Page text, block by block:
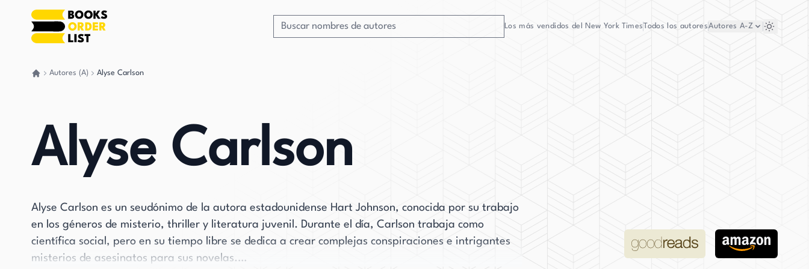
Los más vendidos del New York TimesTodos los autoresAutores A-Z
Autores (A) Alyse Carlson
Alyse Carlson
Alyse Carlson es un seudónimo de la autora estadounidense Hart Johnson, conocida por su trabajo
en los géneros de misterio, thriller y literatura juvenil. Durante el día, Carlson trabaja como
científica social, pero en su tiempo libre se dedica a crear complejas conspiraciones e intrigantes
misterios de asesinatos para sus novelas.